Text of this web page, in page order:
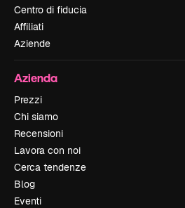
Centro di fiducia
Affiliati
Aziende
Azienda
Prezzi
Chi siamo
Recensioni
Lavora con noi
Cerca tendenze
Blog
Eventi